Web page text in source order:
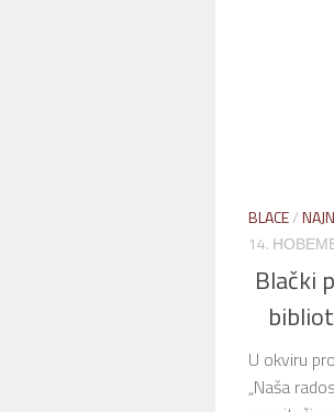
BLACE/
14.
Blački
U okviru
„Naša